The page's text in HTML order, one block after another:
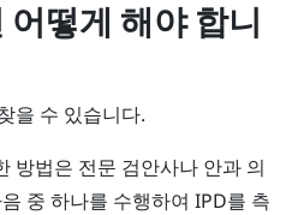
떻게 해야 합니
을 수 있습니다.
방법은 전문 검안사나 안과 의
중 하나를 수행하여 IPD를 측